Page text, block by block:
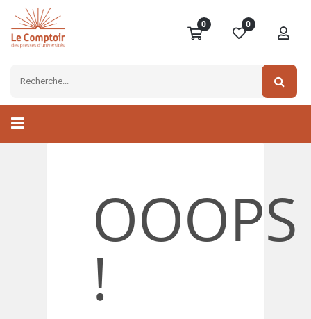
0 0
OOOPS
!